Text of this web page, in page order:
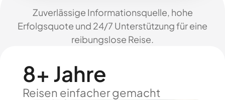
Zuverlässige Informationsquelle, hohe
Erfolgsquote und 24/7 Unterstützung für eine
reibungslose Reise.
8+ Jahre
Reisen einfacher gemacht